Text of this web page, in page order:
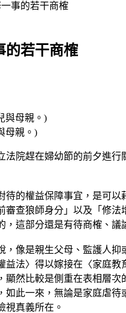
事的若干商榷
的若干商榷
母親。)
法院趕在婦幼節的前夕進
待的權益保障事宜，是可
審查狼師身分」以及「修
，這部分還是有待商榷、議
，像是親生父母、監護人
益法〉得以嫁接在〈家庭
顯然比較是側重在表相層
如此一來，無論是家庭虐
視真義所在。